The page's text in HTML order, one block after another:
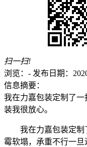
扫一扫!
浏览： - 发布日期：
信息摘要：
我在力嘉包装定制了
装我很放心。
我在力嘉包装定制
霉软塌，承重不行一